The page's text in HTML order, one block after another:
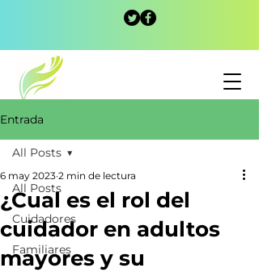
Entrada
All Posts
Cuidadores
Familiares
All Posts
¿Cual es el rol del
cuidador en adultos
mayores y su
6 may 2023 2 min de lectura